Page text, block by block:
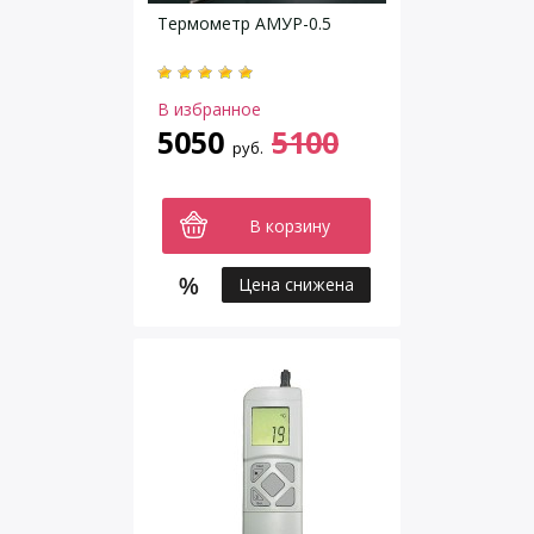
Термометр АМУР-0.5
В избранное
5050 руб. 5100
В корзину
Цена снижена